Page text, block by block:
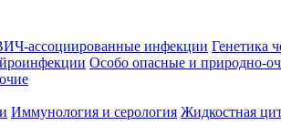
ассоциированные инфекции Генетика
Особо опасные и природно-
Иммунология и серология Жидкостная